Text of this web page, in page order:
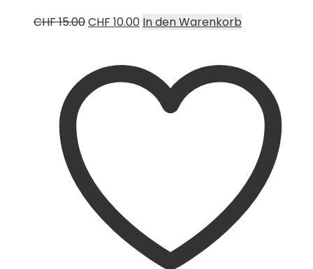
CHF15.00Ursprünglicher
CHF 15.00
CHF 10.00Aktueller
CHF 10.00.
In den Warenkorb